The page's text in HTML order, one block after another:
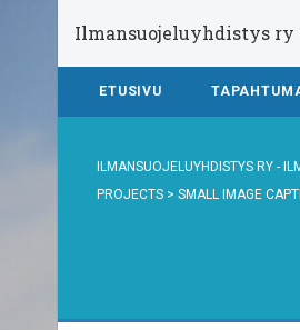
Ilmansuojeluyhdistys ry
ETUSIVU
ILMANSUOJELUYHDISTYS RY -
PROJECTS > SMALL IMAGE